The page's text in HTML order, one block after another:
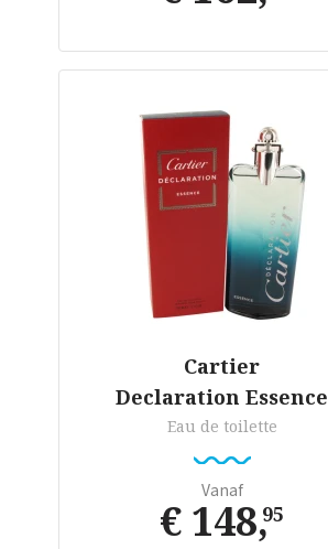
Cartier
Declaration Essence
Eau de toilette
Vanaf
€ 148,95